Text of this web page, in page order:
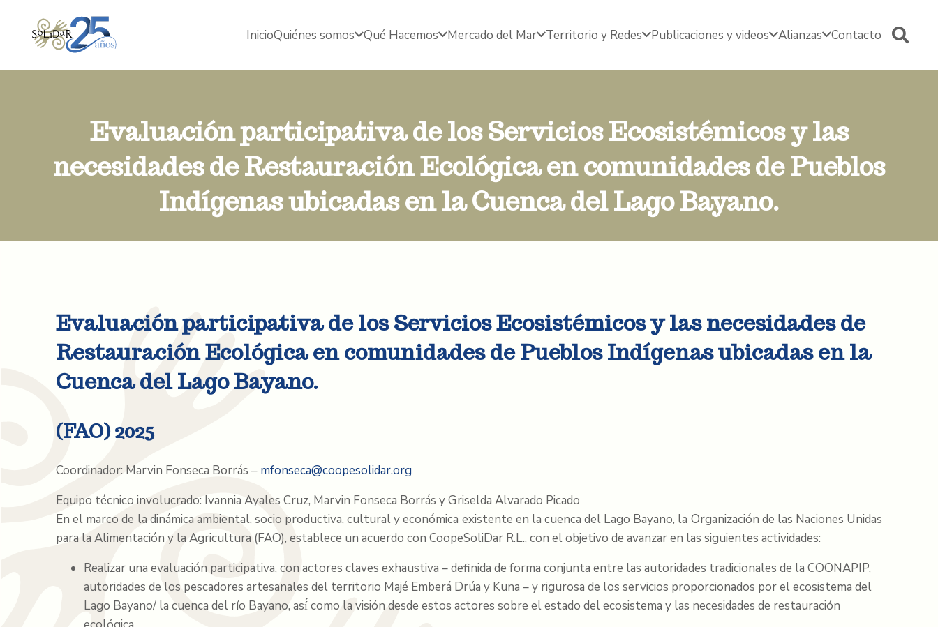
InicioQuiénes somos Qué Hacemos Mercado del Mar Territorio y Redes Publicaciones y videos Alianzas Contacto
Evaluación participativa de los Servicios Ecosistémicos y las
necesidades de Restauración Ecológica en comunidades de Pueblos
Indígenas ubicadas en la Cuenca del Lago Bayano.
Evaluación participativa de los Servicios Ecosistémicos y las necesidades de
Restauración Ecológica en comunidades de Pueblos Indígenas ubicadas en la
Cuenca del Lago Bayano.
(FAO) 2025
Coordinador: Marvin Fonseca Borrás – mfonseca@coopesolidar.org
Equipo técnico involucrado: Ivannia Ayales Cruz, Marvin Fonseca Borrás y Griselda Alvarado Picado
En el marco de la dinámica ambiental, socio productiva, cultural y económica existente en la cuenca del Lago Bayano, la Organización de las Naciones Unidas
para la Alimentación y la Agricultura (FAO), establece un acuerdo con CoopeSoliDar R.L., con el objetivo de avanzar en las siguientes actividades:
Realizar una evaluación participativa, con actores claves exhaustiva – definida de forma conjunta entre las autoridades tradicionales de la COONAPIP,
autoridades de los pescadores artesanales del territorio Majé Emberá Drúa y Kuna – y rigurosa de los servicios proporcionados por el ecosistema del
Lago Bayano/ la cuenca del río Bayano, así́ como la visión desde estos actores sobre el estado del ecosistema y las necesidades de restauración